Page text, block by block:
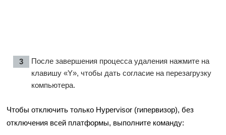
После завершения процесса удаления нажмите на
клавишу «Y», чтобы дать согласие на перезагрузку
компьютера.
Чтобы отключить только Hypervisor (гипервизор), без
отключения всей платформы, выполните команду: